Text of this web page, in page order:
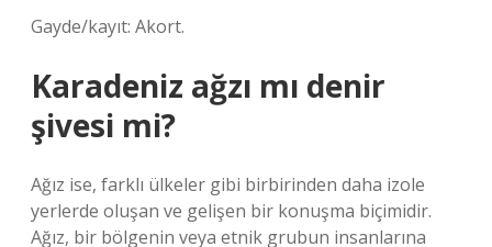
Gayde/kayıt: Akort.
Karadeniz ağzı mı denir
şivesi mi?
Ağız ise, farklı ülkeler gibi birbirinden daha izole
yerlerde oluşan ve gelişen bir konuşma biçimidir.
Ağız, bir bölgenin veya etnik grubun insanlarına